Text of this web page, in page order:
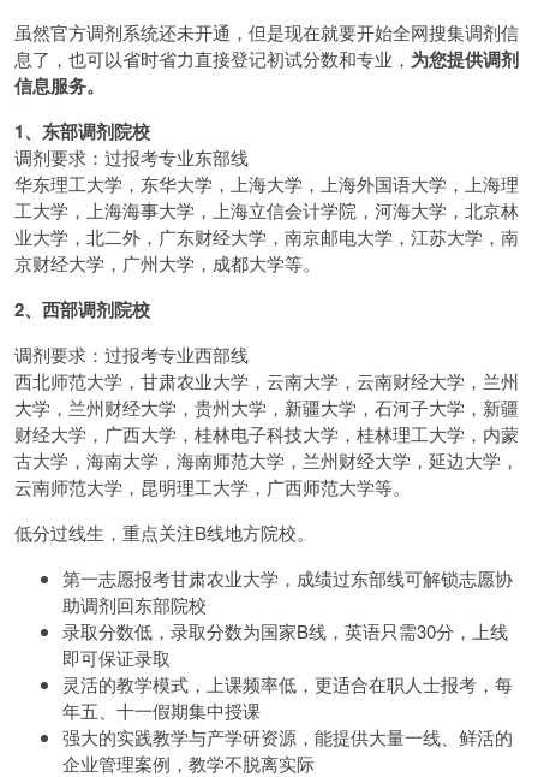
虽然官方调剂系统还未开通，但是现在就要开始全网搜集调剂信
息了，也可以省时省力直接登记初试分数和专业， 为您提供调剂
信息服务。
1、东部调剂院校
调剂要求：过报考专业东部线
华东理工大学，东华大学，上海大学，上海外国语大学，上海理
工大学，上海海事大学，上海立信会计学院，河海大学，北京林
业大学，北二外，广东财经大学，南京邮电大学，江苏大学，南
京财经大学，广州大学，成都大学等。
2、西部调剂院校
调剂要求：过报考专业西部线
西北师范大学，甘肃农业大学，云南大学，云南财经大学，兰州
大学，兰州财经大学，贵州大学，新疆大学，石河子大学，新疆
财经大学，广西大学，桂林电子科技大学，桂林理工大学，内蒙
古大学，海南大学，海南师范大学，兰州财经大学，延边大学，
云南师范大学，昆明理工大学，广西师范大学等。
低分过线生，重点关注B线地方院校。
第一志愿报考甘肃农业大学，成绩过东部线可解锁志愿协
助调剂回东部院校
录取分数低，录取分数为国家B线，英语只需30分，上线
即可保证录取
灵活的教学模式，上课频率低，更适合在职人士报考，每
年五、十一假期集中授课
强大的实践教学与产学研资源，能提供大量一线、鲜活的
企业管理案例，教学不脱离实际